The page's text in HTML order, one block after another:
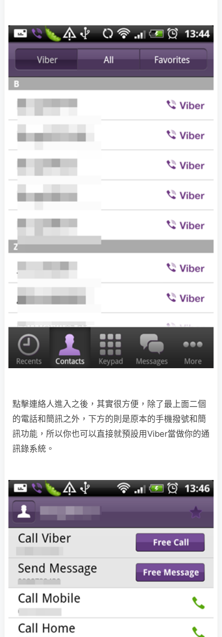
點擊連絡人進入之後，其實很方便，除了最上面二個
的電話和簡訊之外，下方的則是原本的手機撥號和簡
訊功能，所以你也可以直接就預設用Viber當做你的通
訊錄系統。